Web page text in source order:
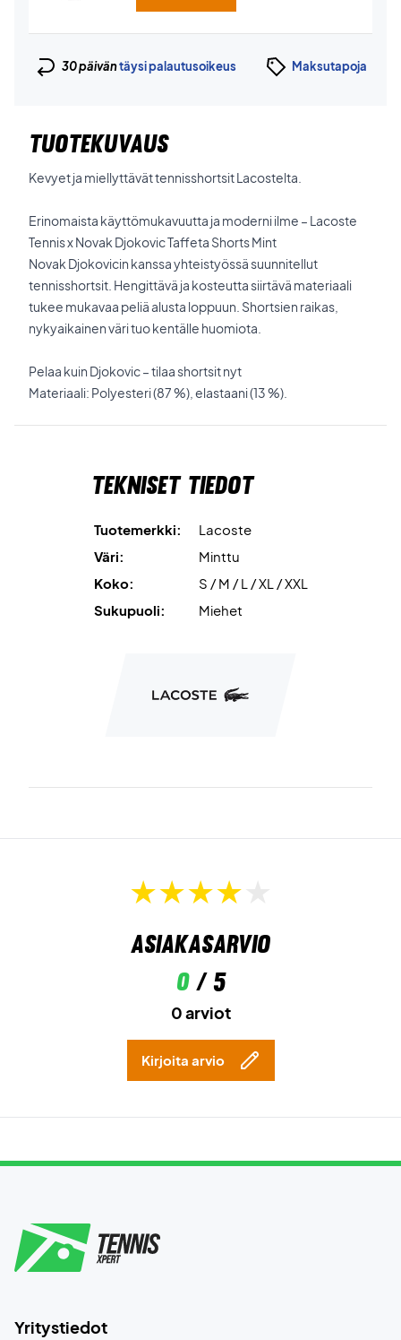
30 päiväntäysi palautusoikeus Maksutapoja
TUOTEKUVAUS
Kevyet ja miellyttävät tennisshortsit Lacostelta.
Erinomaista käyttömukavuutta ja moderni ilme – Lacoste
Tennis x Novak Djokovic Taffeta Shorts Mint
Novak Djokovicin kanssa yhteistyössä suunnitellut
tennisshortsit. Hengittävä ja kosteutta siirtävä materiaali
tukee mukavaa peliä alusta loppuun. Shortsien raikas,
nykyaikainen väri tuo kentälle huomiota.
Pelaa kuin Djokovic – tilaa shortsit nyt
Materiaali: Polyesteri (87 %), elastaani (13 %).
Tekniset tiedot
Tuotemerkki:
Lacoste
Väri:
Minttu
Koko:
S / M / L / XL / XXL
Sukupuoli:
Miehet
Asiakasarvio
0/ 5
0 arviot
Kirjoita arvio
Yritystiedot